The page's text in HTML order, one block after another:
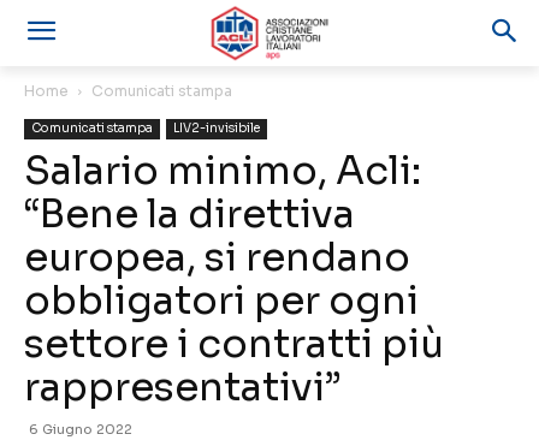
Home Comunicati stampa
Comunicati stampa LIV2-invisibile
Salario minimo, Acli:
“Bene la direttiva
europea, si rendano
obbligatori per ogni
settore i contratti più
rappresentativi”
6 Giugno 2022